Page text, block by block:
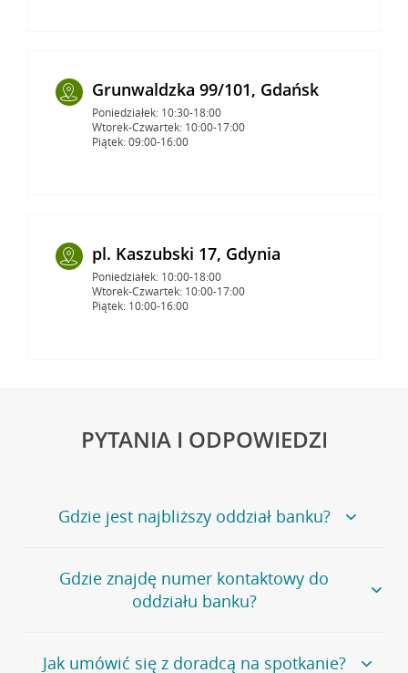
Grunwaldzka 99/101, Gdańsk
Poniedziałek: 10:30-18:00
Wtorek-Czwartek: 10:00-17:00
Piątek: 09:00-16:00
pl. Kaszubski 17, Gdynia
Poniedziałek: 10:00-18:00
Wtorek-Czwartek: 10:00-17:00
Piątek: 10:00-16:00
PYTANIA I ODPOWIEDZI
Gdzie jest najbliższy oddział banku?
Jeśli szukasz oddziału naszego banku, zapraszamy na
stronęPlacówki i bankomaty, na której znajduje się
wygodna wyszukiwarka.
oddziałów
Gdzie znajdę numer kontaktowy do
oddziału banku?
Bank Credit Agricole nie udostępnia ogólnego numeru
Jak umówić się z doradcą na spotkanie?